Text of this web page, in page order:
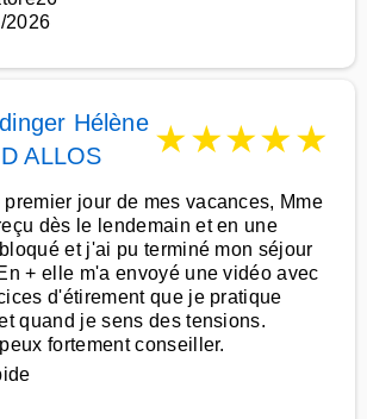
2026
Hélène
ALLOS ★★★★★
jour de mes vacances, Mme
dès le lendemain et en une
et j'ai pu terminé mon séjour
+ elle m'a envoyé une vidéo avec
d'étirement que je pratique
quand je sens des tensions.
fortement conseiller.